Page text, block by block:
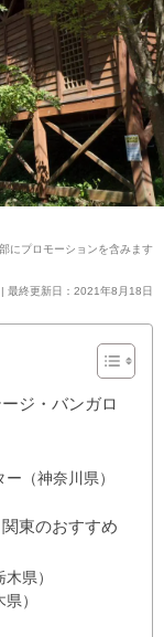
にプロモーションを含みます
最終更新日：2021年8月18日
ジ・バンガロ
（神奈川県）
東のおすすめ
県）
）